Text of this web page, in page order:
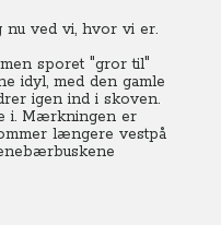
nu ved vi, hvor vi er.
sporet "gror til"
idyl, med den gamle
igen ind i skoven.
i. Mærkningen er
længere vestpå